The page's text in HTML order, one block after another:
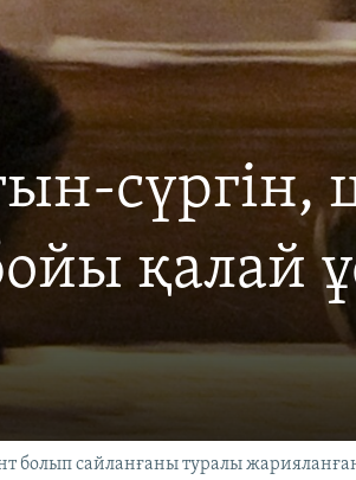
сүргін,
қалай
болып сайланғаны туралы